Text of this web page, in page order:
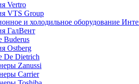
Vertro
VTS Group
и холодильное оборудование
ГалВент
Buderus
Ostberg
De Dietrich
Zanussi
Carrier